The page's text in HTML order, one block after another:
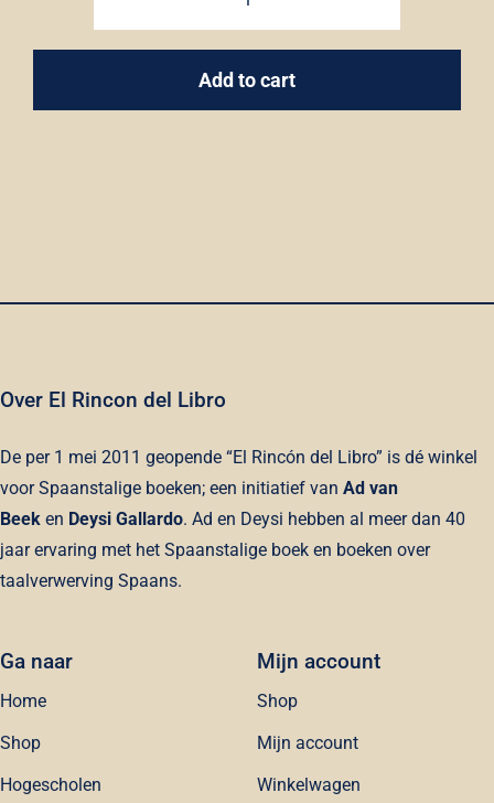
Nocilla
quantity
Add to cart
Over El Rincon del Libro
De per 1 mei 2011 geopende “El Rincón del Libro” is dé winkel
voor Spaanstalige boeken; een initiatief van Ad van
Beeken Deysi Gallardo. Ad en Deysi hebben al meer dan 40
jaar ervaring met het Spaanstalige boek en boeken over
taalverwerving Spaans.
Ga naar
Home
Shop
Hogescholen
Mijn account
Shop
Mijn account
Winkelwagen